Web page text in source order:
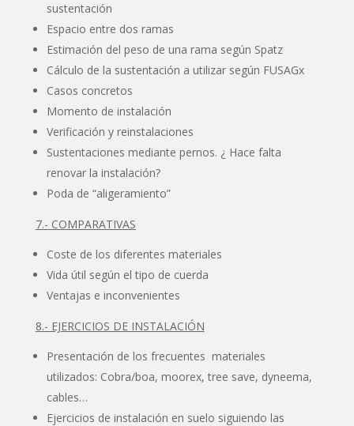
sustentación
Espacio entre dos ramas
Estimación del peso de una rama según Spatz
Cálculo de la sustentación a utilizar según FUSAGx
Casos concretos
Momento de instalación
Verificación y reinstalaciones
Sustentaciones mediante pernos. ¿ Hace falta
renovar la instalación?
Poda de “aligeramiento”
7.- COMPARATIVAS
Coste de los diferentes materiales
Vida útil según el tipo de cuerda
Ventajas e inconvenientes
8.- EJERCICIOS DE INSTALACIÓN
Presentación de los frecuentes materiales
utilizados: Cobra/boa, moorex, tree save, dyneema,
cables…
Ejercicios de instalación en suelo siguiendo las